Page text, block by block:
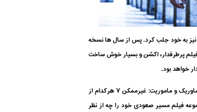
در سال ۱۹۸۶ اکران شد و نظر بسیاری از منتقدان را نیز به خود جلب کرد. پس از سال ها نسخه
پرطرفدار، اکشن و بسیار خوش ساخت
خواهد بود.
اما برخلاف آنچه که شاید بسیاری حدس می زنند پاسخ دادن به این سوال چندان هم آسان نیست. از یک طرف بسیار محتمل است که تاپ گان: ماوریک و ماموریت: غیرممکن ۷ هرکدام از
فیلم مسیر صعودی خود را چه از نظر